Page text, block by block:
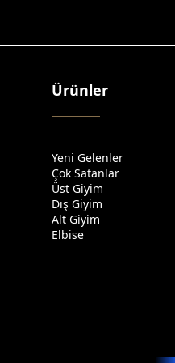
Ürünler
Yeni Gelenler
Çok Satanlar
Üst Giyim
Dış Giyim
Alt Giyim
Elbise